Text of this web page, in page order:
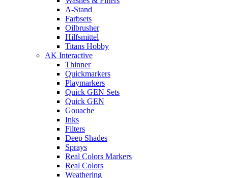
A-Stand
Farbsets
Oilbrusher
Hilfsmittel
Titans Hobby
AK Interactive
Thinner
Quickmarkers
Playmarkers
Quick GEN Sets
Quick GEN
Gouache
Inks
Filters
Deep Shades
Sprays
Real Colors Markers
Real Colors
Weathering